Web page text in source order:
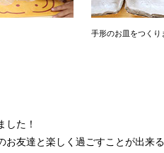
手形のお皿をつくり
した！
お友達と楽しく過ごすことが出来